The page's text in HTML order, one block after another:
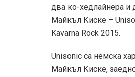
два ко-хедлайнера и
Майкъл Киске –
Kavarna Rock 2015.
Unisonic са немска
Майкъл Киске,